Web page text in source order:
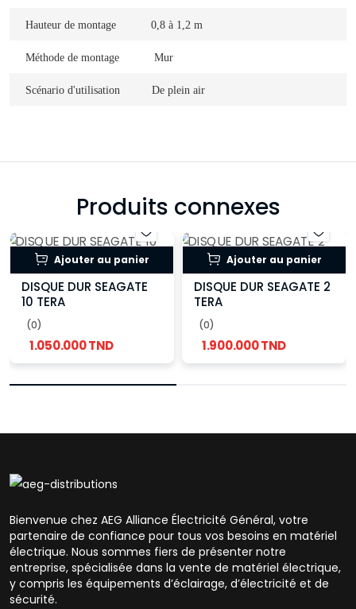
Hauteur de montage 0,8 à 1,2 m
Méthode de montage Mur
Scénario d'utilisation De plein air
Produits connexes
Ajouter au panier
DISQUE DUR SEAGATE
10 TERA
(0)
1.050.000 TND
Ajouter au panier
DISQUE DUR SEAGATE 2
TERA
(0)
1.900.000 TND
Bienvenue chez AEG Alliance Électricité Général, votre
partenaire de confiance pour tous vos besoins en matériel
électrique. Nous sommes fiers de présenter notre
entreprise, spécialisée dans la vente de matériel électrique,
y compris les équipements d’éclairage, d’électricité et de
sécurité.